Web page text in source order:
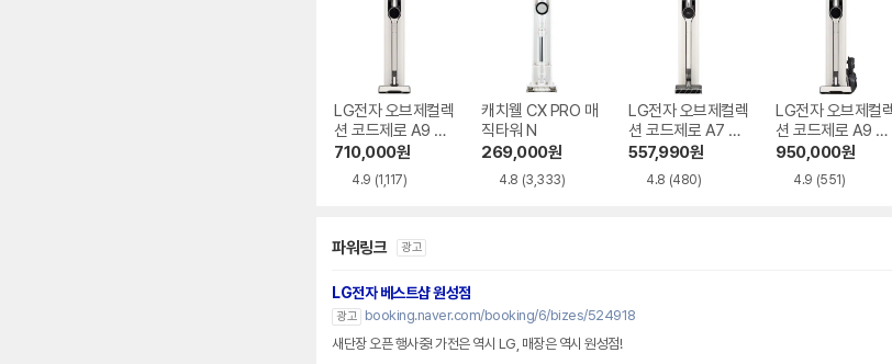
LG전자 오브제컬렉
션 코드제로 A9 AX
920BWE
710,000원
4.9 (1,117)
캐치웰 CX PRO 매
직타워 N
269,000원
4.8 (3,333)
LG전자 오브제컬렉
션 코드제로 A7 Co
re A720WA
557,990원
4.8 (480)
LG전자 오브제컬
션 코드제로 A9 AX
958BWE
950,000원
4.9 (551)
파워링크 광고
LG전자 베스트샵 원성점
광고
booking.naver.com/booking/6/bizes/524918
새단장 오픈 행사중! 가전은 역시 LG, 매장은 역시 원성점!